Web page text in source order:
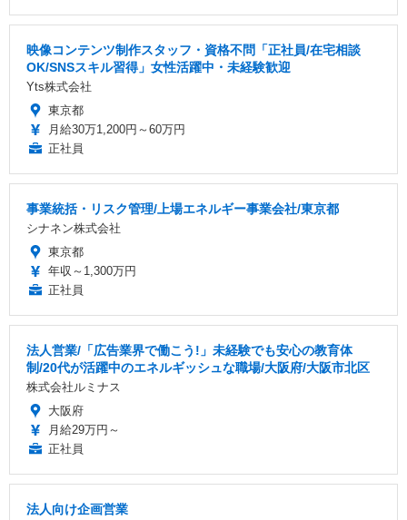
映像コンテンツ制作スタッフ・資格不問「正社員/在宅相談
OK/SNSスキル習得」女性活躍中・未経験歓迎
Yts株式会社
東京都
月給30万1,200円～60万円
正社員
事業統括・リスク管理/上場エネルギー事業会社/東京都
シナネン株式会社
東京都
年収～1,300万円
正社員
法人営業/「広告業界で働こう!」未経験でも安心の教育体
制/20代が活躍中のエネルギッシュな職場/大阪府/大阪市北区
株式会社ルミナス
大阪府
月給29万円～
正社員
法人向け企画営業